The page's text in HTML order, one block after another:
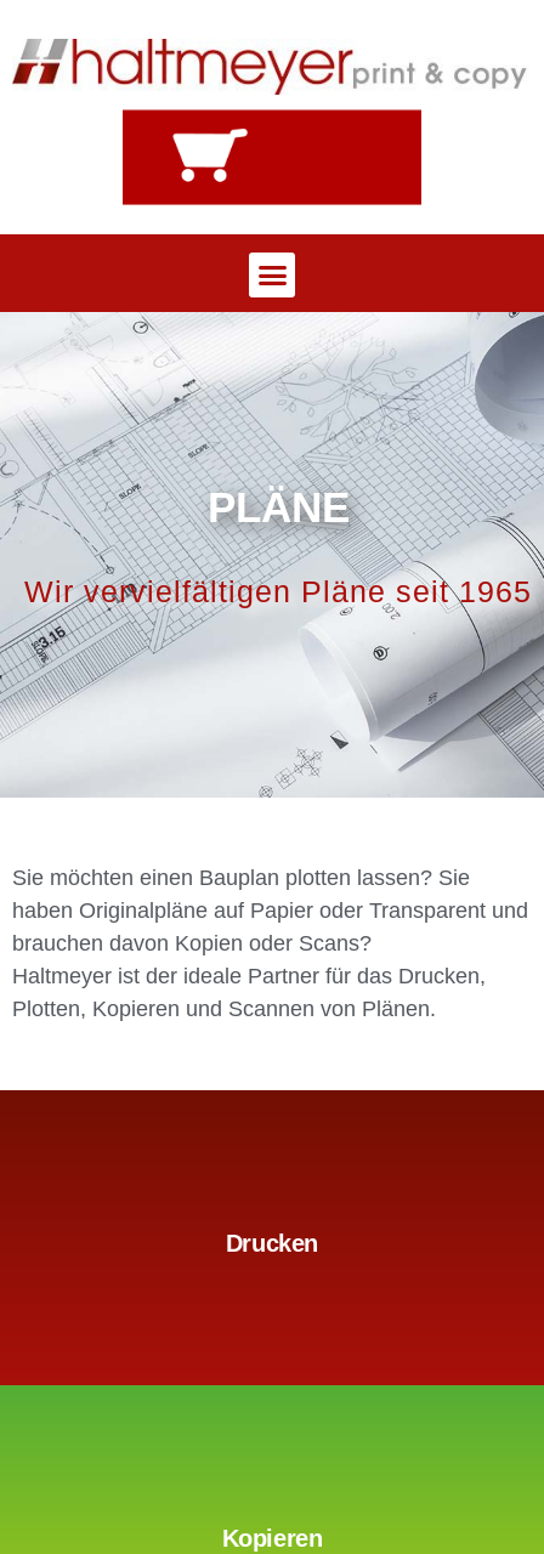
PLÄNE
Wir vervielfältigen Pläne seit 1965
Sie möchten einen Bauplan plotten lassen? Sie
haben Originalpläne auf Papier oder Transparent und
brauchen davon Kopien oder Scans?
Haltmeyer ist der ideale Partner für das Drucken,
Plotten, Kopieren und Scannen von Plänen.
Drucken
mehr erfahren
Kopieren
mehr erfahren